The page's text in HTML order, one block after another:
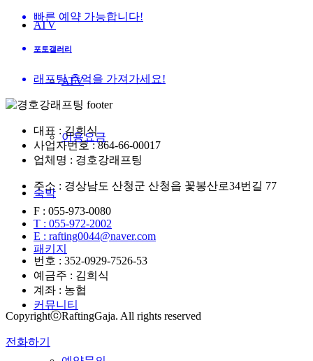
ATV
ATV
이용요금
숙박
패키지
커뮤니티
빠른 예약 가능합니다!
포토갤러리
래프팅 추억을 가져가세요!
대표 : 김희식
사업자번호 : 864-66-00017
업체명 : 경호강래프팅
주소 : 경상남도 산청군 산청읍 꽃봉산로34번길 77
F : 055-973-0080
T : 055-972-2002
E : rafting0044@naver.com
번호 : 352-0929-7526-53
예금주 : 김희식
계좌 : 농협
CopyrightⓒRaftingGaja. All rights reserved
전화하기